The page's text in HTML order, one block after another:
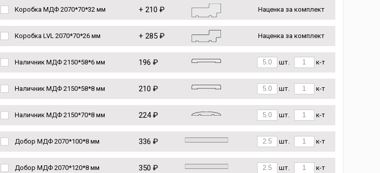
Коробка МДФ 2070*70*32 мм + 210 ₽ Наценка за комплект
Коробка LVL 2070*70*26 мм + 285 ₽ Наценка за комплект
Наличник МДФ 2150*58*6 мм 196 ₽ шт. к-т
Наличник МДФ 2150*58*8 мм 210 ₽ шт. к-т
Наличник МДФ 2150*70*8 мм 224 ₽ шт. к-т
Добор МДФ 2070*100*8 мм 336 ₽ шт. к-т
Добор МДФ 2070*120*8 мм 350 ₽ шт. к-т